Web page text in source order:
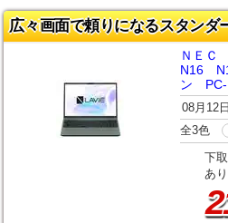
広々画面で頼りになるスタンダ
ＮＥ
N16
ン PC-
08月12
全3色
下
あ